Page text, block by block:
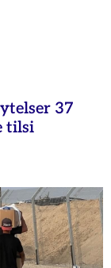
37
tilsi